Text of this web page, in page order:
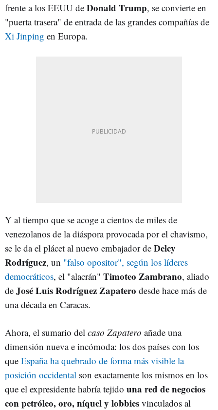
frente a los EEUU de Donald Trump, se convierte en
"puerta trasera" de entrada de las grandes compañías de
Xi Jinping en Europa.
Y al tiempo que se acoge a cientos de miles de
venezolanos de la diáspora provocada por el chavismo,
se le da el plácet al nuevo embajador de Delcy
Rodríguez, un "falso opositor", según los líderes
democráticos, el "alacrán" Timoteo Zambrano, aliado
de José Luis Rodríguez Zapatero desde hace más de
una década en Caracas.
Ahora, el sumario del caso Zapatero añade una
dimensión nueva e incómoda: los dos países con los
que España ha quebrado de forma más visible la
posición occidental son exactamente los mismos en los
que el expresidente habría tejido una red de negocios
con petróleo, oro, níquel y lobbies vinculados al